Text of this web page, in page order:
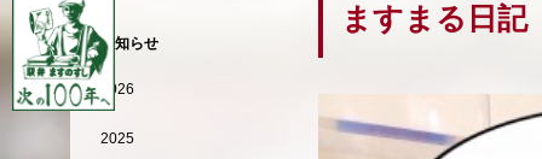
ますまる日
お知らせ
2026
2025